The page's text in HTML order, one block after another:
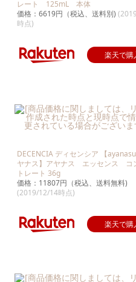
レート 125mL 本体
価格：6619円（税込、送料別)
時点)
楽天で購
DECENCIA ディセンシア 【
ヤナス】アヤナス エッセンス コ
トレート 36g
価格：11807円（税込、送料無料)
(2019/12/14時点)
楽天で購